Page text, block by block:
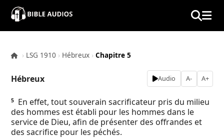
×
Contacts
› LSG 1910 › Hébreux › Chapitre 5
Hébreux Audio A- A+
5
En effet, tout souverain sacrificateur pris du milieu
des hommes est établi pour les hommes dans le
service de Dieu, afin de présenter des offrandes et
des sacrifice pour les péchés.